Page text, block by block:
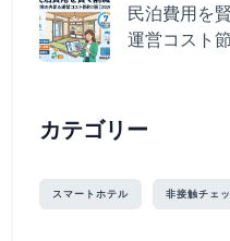
民泊費用を
運営コスト
カテゴリー
スマートホテル 非接触チェ